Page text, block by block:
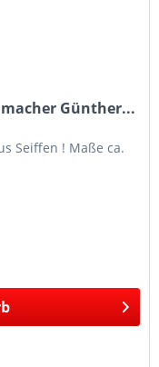
Günther...
Seiffen ! Maße ca.